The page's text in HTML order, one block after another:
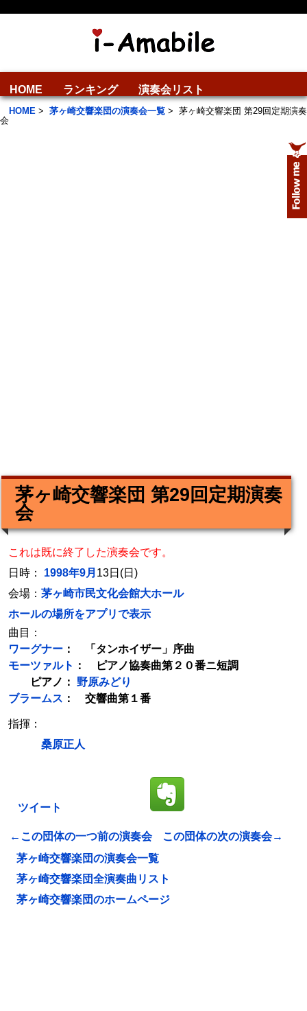
HOME ランキング 演奏会リスト
HOME > 茅ヶ崎交響楽団の演奏会一覧 > 茅ヶ崎交響楽団 第29回定期演奏
会
茅ヶ崎交響楽団 第29回定期演奏
会
これは既に終了した演奏会です。
日時： 1998年9月 13日(日)
会場： 茅ヶ崎市民文化会館大ホール
ホールの場所をアプリで表示
曲目：
ワーグナー ： 「タンホイザー」序曲
モーツァルト ： ピアノ協奏曲第２０番ニ短調
ピアノ： 野原みどり
ブラームス ： 交響曲第１番
指揮：
桑原正人
ツイート
←この団体の一つ前の演奏会
この団体の次の演奏会→
茅ヶ崎交響楽団の演奏会一覧
茅ヶ崎交響楽団全演奏曲リスト
茅ヶ崎交響楽団のホームページ